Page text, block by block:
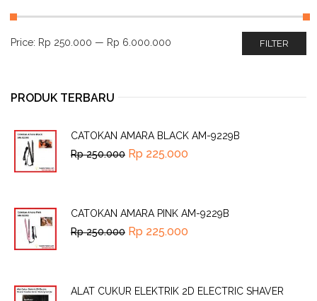
FILTER
Price: Rp 250.000 — Rp 6.000.000
PRODUK TERBARU
CATOKAN AMARA BLACK AM-9229B
Rp250.000 Rp 225.000
CATOKAN AMARA PINK AM-9229B
Rp250.000 Rp 225.000
ALAT CUKUR ELEKTRIK 2D ELECTRIC SHAVER